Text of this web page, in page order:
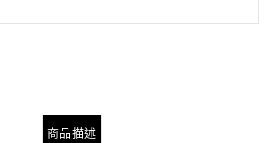
商品描述